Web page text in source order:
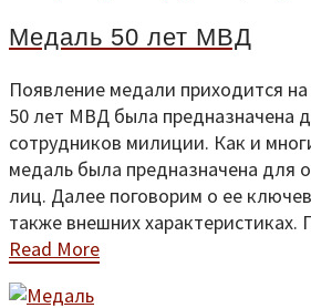
Медаль 50 лет МВД
Появление медали приходится
50 лет МВД была предназначена
сотрудников милиции. Как и
медаль была предназначена для
лиц. Далее поговорим о ее
также внешних
Read More